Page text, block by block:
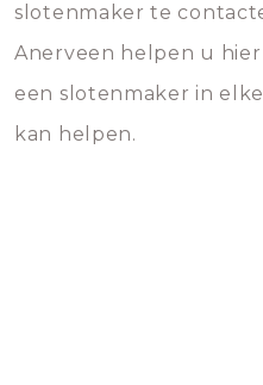
slotenmaker te
Anerveen helpen u
een slotenmaker in
kan helpen.